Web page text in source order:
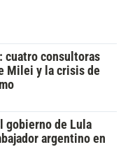
cuatro consultoras
Milei y la crisis de
gobierno de Lula
argentino en